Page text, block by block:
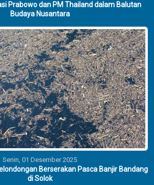
Prabowo dan PM Thailand dalam Balutan
Budaya Nusantara
Senin, 01 Desember 2025
Berserakan Pasca Banjir Bandang
di Solok